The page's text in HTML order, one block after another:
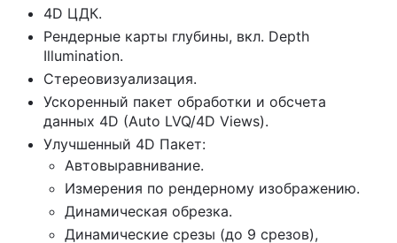
4D ЦДК.
Рендерные карты глубины, вкл. Depth
Illumination.
Стереовизуализация.
Ускоренный пакет обработки и обсчета
данных 4D (Auto LVQ/4D Views).
Улучшенный 4D Пакет:
Автовыравнивание.
Измерения по рендерному изображению.
Динамическая обрезка.
Динамические срезы (до 9 срезов),